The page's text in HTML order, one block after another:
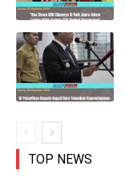
TOP NEWS